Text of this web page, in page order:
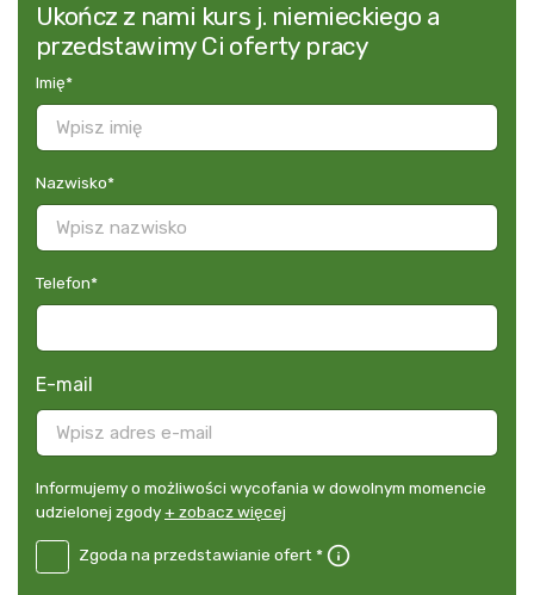
Ukończ z nami kurs j. niemieckiego a
przedstawimy Ci oferty pracy
Imię*
Nazwisko*
Telefon*
E-mail
Informujemy
o
wycofania
Informujemy o możliwości wycofania w dowolnym momencie
udzielonej zgody+ zobacz więcej
DE
Zgoda na przedstawianie ofert *